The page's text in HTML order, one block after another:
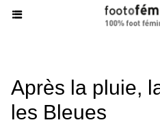
Après la pluie,
les Bleues